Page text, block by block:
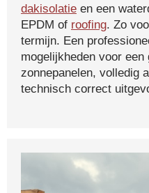
dakisolatie en een
EPDM of roofing. Zo
termijn. Een
mogelijkheden voor
zonnepanelen, volledig
technisch correct